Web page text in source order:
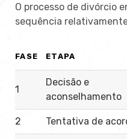
O processo de divórcio
sequência
FASE ETAPA
1
Decisão e
aconselhamento
2 Tentativa de